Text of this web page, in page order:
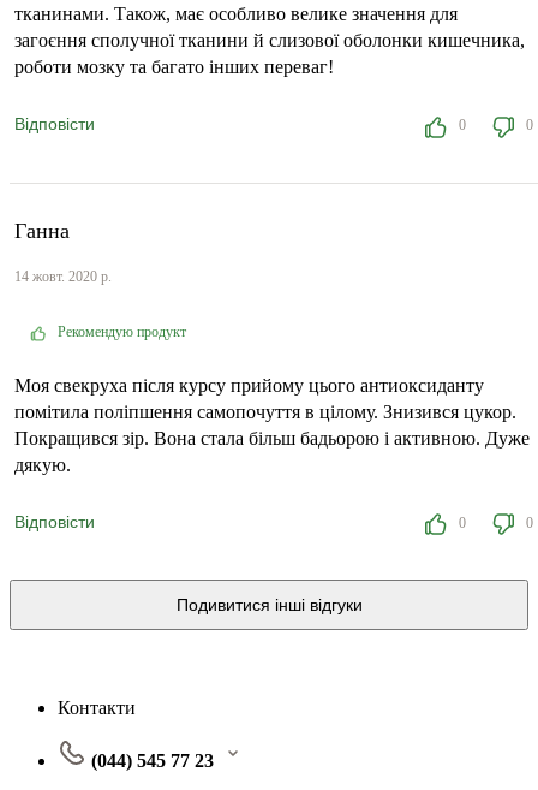
тканинами. Також, має особливо велике значення для
загоєння сполучної тканини й слизової оболонки кишечника,
роботи мозку та багато інших переваг!
Відповісти 0 0
Ганна
14 жовт. 2020 р.
Рекомендую продукт
Моя свекруха після курсу прийому цього антиоксиданту
помітила поліпшення самопочуття в цілому. Знизився цукор.
Покращився зір. Вона стала більш бадьорою і активною. Дуже
дякую.
Відповісти 0 0
Подивитися інші відгуки
Контакти
(044) 545 77 23